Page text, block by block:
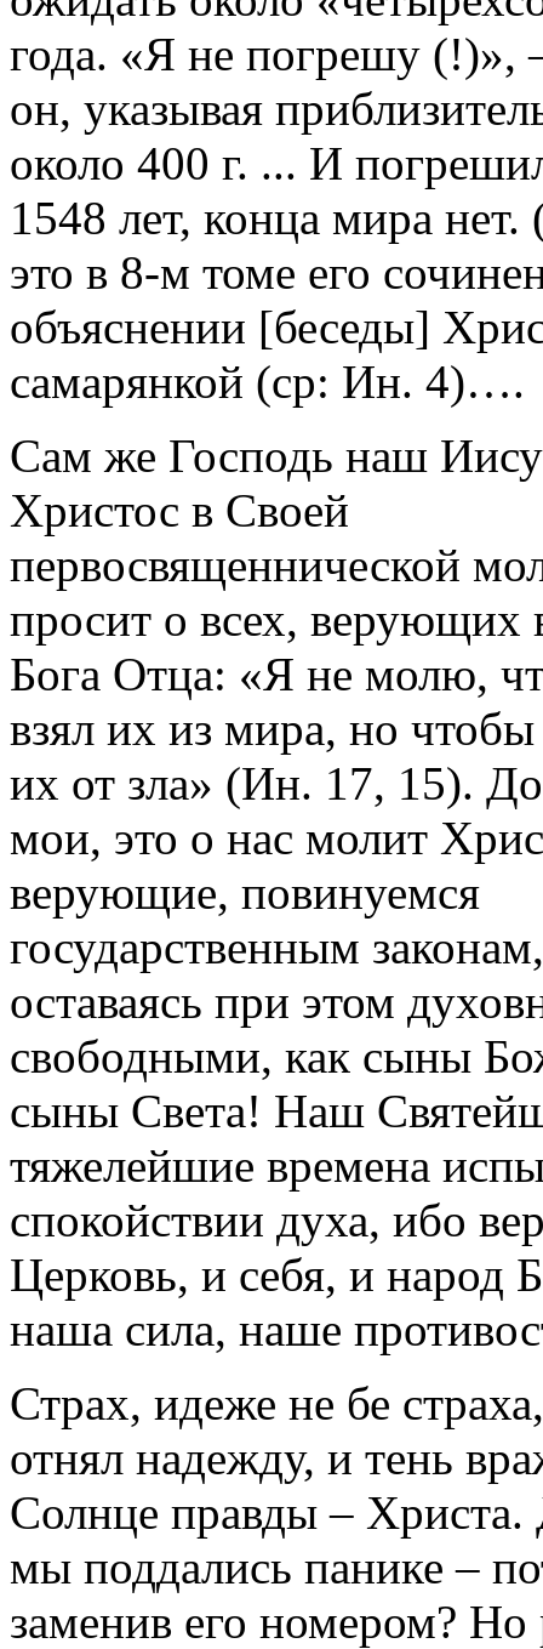
года. «Я не погрешу (!)»,
он, указывая
около 400 г. ... И
1548 лет, конца мира
это в 8-м томе его
объяснении [беседы]
самарянкой (ср: Ин. 4)….
Сам же Господь наш
Христос в Своей
первосвященнической
просит о всех, верующих
Бога Отца: «Я не молю,
взял их из мира, но
их от зла» (Ин. 17, 15).
мои, это о нас молит
верующие, повинуемся
государственным законам,
оставаясь при этом
свободными, как сыны
сыны Света! Наш
тяжелейшие времена
спокойствии духа, ибо
Церковь, и себя, и народ
наша сила, наше
Страх, идеже не бе
отнял надежду, и тень
Солнце правды – Христа.
мы поддались панике –
заменив его номером? Но